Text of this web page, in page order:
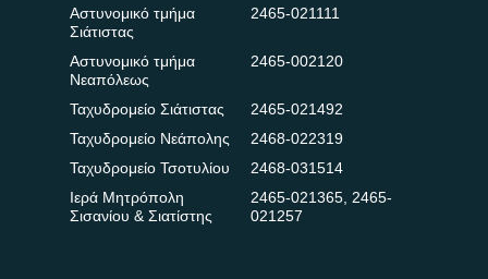
Αστυνομικό τμήμα
Σιάτιστας
2465-021111
Αστυνομικό τμήμα
Νεαπόλεως
2465-002120
Ταχυδρομείο Σιάτιστας
2465-021492
Ταχυδρομείο Νεάπολης
2468-022319
Ταχυδρομείο Τσοτυλίου
2468-031514
Ιερά Μητρόπολη
Σισανίου & Σιατίστης
2465-021365, 2465-
021257